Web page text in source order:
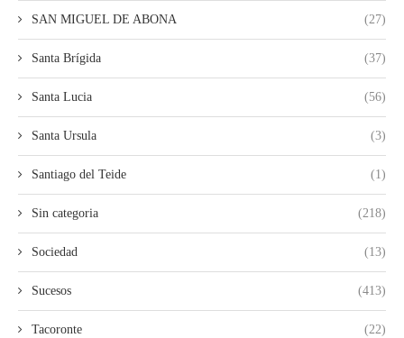
SAN MIGUEL DE ABONA (27)
Santa Brígida (37)
Santa Lucia (56)
Santa Ursula (3)
Santiago del Teide (1)
Sin categoria (218)
Sociedad (13)
Sucesos (413)
Tacoronte (22)